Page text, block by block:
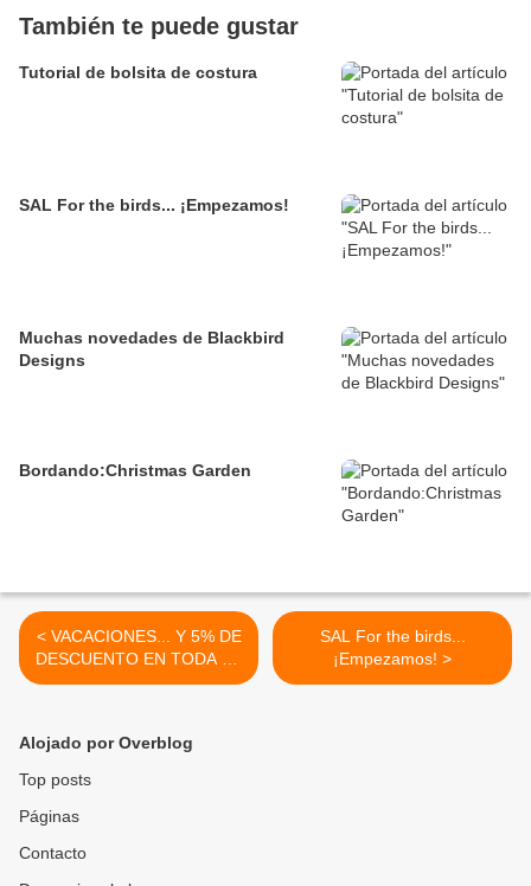
También te puede gustar
Tutorial de bolsita de costura
SAL For the birds... ¡Empezamos!
Muchas novedades de Blackbird
Designs
Bordando:Christmas Garden
< VACACIONES... Y 5% DE
DESCUENTO EN TODA LA
TIENDA!
SAL For the birds...
¡Empezamos! >
Alojado por Overblog
Top posts
Páginas
Contacto